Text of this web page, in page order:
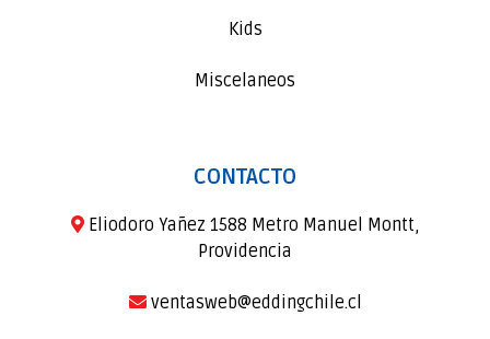
Kids
Miscelaneos
CONTACTO
Eliodoro Yañez 1588 Metro Manuel Montt,
Providencia
ventasweb@eddingchile.cl